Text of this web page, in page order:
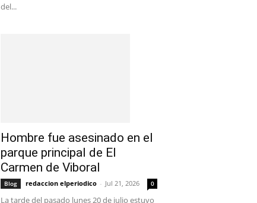
del...
Hombre fue asesinado en el
parque principal de El
Carmen de Viboral
Blog redaccion elperiodico - Jul 21, 2026 0
La tarde del pasado lunes 20 de julio estuvo